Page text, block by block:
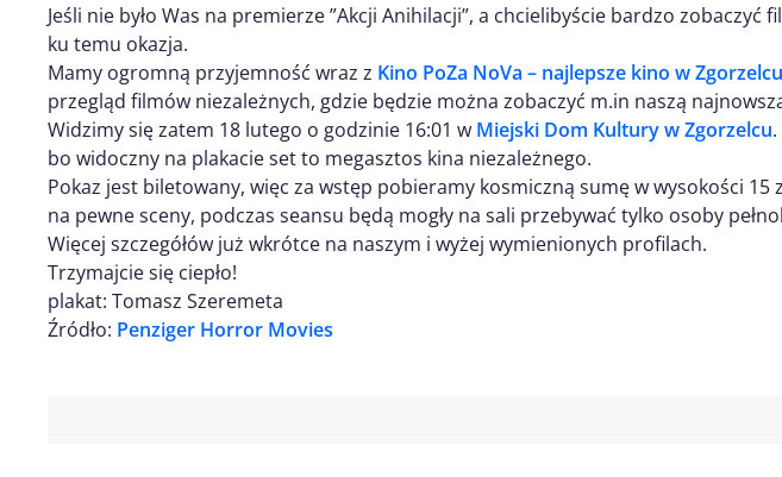
Jeśli nie było Was na premierze ”Akcji Anihilacji”, a chcielibyście bardzo zobaczyć
ku temu okazja.
Mamy ogromną przyjemność wraz z Kino PoZa NoVa – najlepsze kino w Zgorzelcu
przegląd filmów niezależnych, gdzie będzie można zobaczyć m.in naszą
Widzimy się zatem 18 lutego o godzinie 16:01 w Miejski Dom Kultury w Zgorzelcu
bo widoczny na plakacie set to megasztos kina niezależnego.
Pokaz jest biletowany, więc za wstęp pobieramy kosmiczną sumę w wysokości 15
na pewne sceny, podczas seansu będą mogły na sali przebywać tylko osoby
Więcej szczegółów już wkrótce na naszym i wyżej wymienionych profilach.
Trzymajcie się ciepło!
plakat: Tomasz Szeremeta
Źródło: Penziger Horror Movies